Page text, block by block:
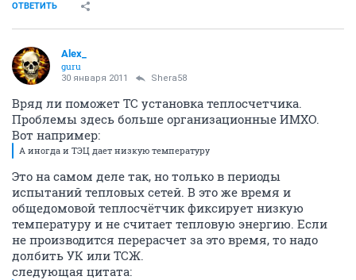
ОТВЕТИТЬ
Alex_
guru
30 января 2011 Shera58
Вряд ли поможет ТС установка теплосчетчика.
Проблемы здесь больше организационные ИМХО.
Вот например:
А иногда и ТЭЦ дает низкую температуру
Это на самом деле так, но только в периоды
испытаний тепловых сетей. В это же время и
общедомовой теплосчётчик фиксирует низкую
температуру и не считает тепловую энергию. Если
не производится перерасчет за это время, то надо
долбить УК или ТСЖ.
следующая цитата: